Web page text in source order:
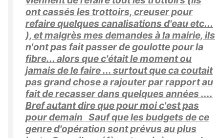
ont cassés les trottoirs, creuser pour
refaire quelques canalisations d'eau etc...
), et malgrès mes demandes à la mairie, ils
n'ont pas fait passer de goulotte pour la
fibre... alors que c'était le moment ou
jamais de le faire ... surtout que ca coutait
pas grand chose a rajouter par rapport au
fait de recasser dans quelques années ....
Bref autant dire que pour moi c'est pas
pour demain Sauf que les budgets de ce
genre d'opération sont prévus au plus